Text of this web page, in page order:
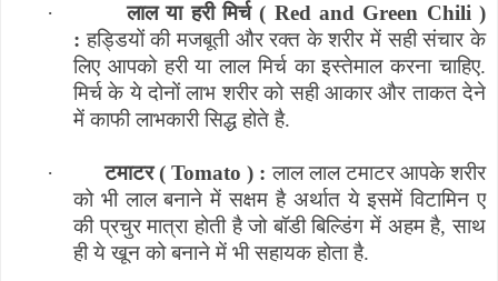
· लाल या हरी मिर्च ( Red and Green Chili)
: हड्डियों की मजबूती और रक्त के शरीर में सही संचार के
लिए आपको हरी या लाल मिर्च का इस्तेमाल करना चाहिए.
मिर्च के ये दोनों लाभ शरीर को सही आकार और ताकत देने
में काफी लाभकारी सिद्ध होते है.
· टमाटर ( Tomato) : लाल लाल टमाटर आपके शरीर
को भी लाल बनाने में सक्षम है अर्थात ये इसमें विटामिन ए
की प्रचुर मात्रा होती है जो बॉडी बिल्डिंग में अहम है,साथ
ही ये खून को बनाने में भी सहायक होता है.